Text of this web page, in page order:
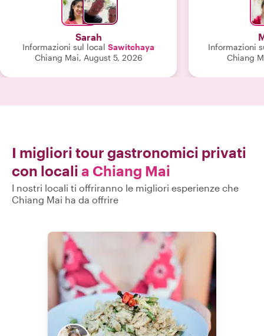
la città come parte del tour, il che è
stato fantastico. Non esitate a
prenotare May per questa incredibile
esperienza a Chiang Mai."
Sarah
Informazioni sul local Sawitchaya​
Chiang Mai, August 5, 2026
frutta,
pomeriggio
Informazioni
Chiang
I migliori tour gastronomici privati
con locali a Chiang Mai
I nostri locali ti offriranno le migliori esperienze che
Chiang Mai ha da offrire